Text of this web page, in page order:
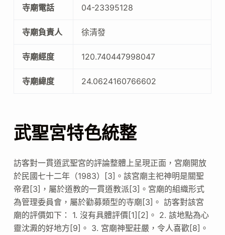
寺廟電話 04-23395128
寺廟負責人 徐清發
寺廟經度 120.740447998047
寺廟緯度 24.0624160766602
武聖宮特色統整
訪客對一貫道武聖宮的評論整體上呈現正面，宮廟開放
於民國七十二年（1983）[3]。該宮廟主祀神明是關聖
帝君[3]，屬於道教的一貫道教派[3]。宮廟的組織形式
為管理委員會，屬於勸募類型的寺廟[3]。 訪客對該宮
廟的評價如下： 1. 沒有具體評價[1][2]。 2. 該地點為心
靈沈澱的好地方[9]。 3. 宮廟神聖莊嚴，令人喜歡[8]。